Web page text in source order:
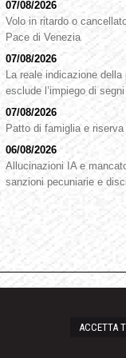
ACCETTA
07/08/2026
Volo in ritardo o
Pace di Venezia
07/08/2026
La reale indicazione
esclude l’impiego di
07/08/2026
Patto di famiglia e
06/08/2026
Allucinazioni IA e
sanzioni pecuniarie e